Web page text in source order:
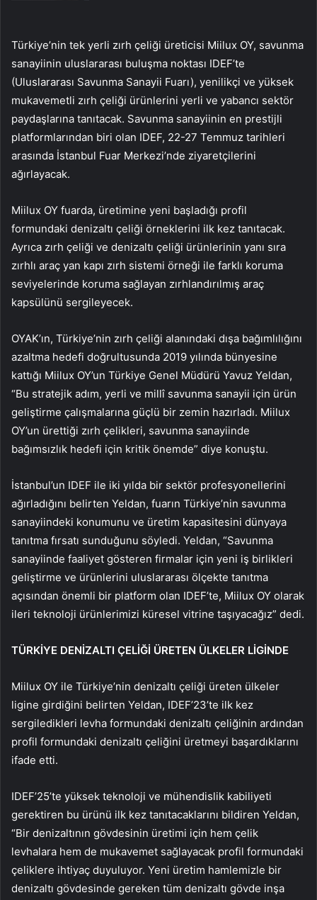
Türkiye’nin tek yerli zırh çeliği üreticisi Miilux OY, savunma
sanayiinin uluslararası buluşma noktası IDEF’te
(Uluslararası Savunma Sanayii Fuarı), yenilikçi ve yüksek
mukavemetli zırh çeliği ürünlerini yerli ve yabancı sektör
paydaşlarına tanıtacak. Savunma sanayiinin en prestijli
platformlarından biri olan IDEF, 22-27 Temmuz tarihleri
arasında İstanbul Fuar Merkezi’nde ziyaretçilerini
ağırlayacak.
Miilux OY fuarda, üretimine yeni başladığı profil
formundaki denizaltı çeliği örneklerini ilk kez tanıtacak.
Ayrıca zırh çeliği ve denizaltı çeliği ürünlerinin yanı sıra
zırhlı araç yan kapı zırh sistemi örneği ile farklı koruma
seviyelerinde koruma sağlayan zırhlandırılmış araç
kapsülünü sergileyecek.
OYAK’ın, Türkiye’nin zırh çeliği alanındaki dışa bağımlılığını
azaltma hedefi doğrultusunda 2019 yılında bünyesine
kattığı Miilux OY’un Türkiye Genel Müdürü Yavuz Yeldan,
“Bu stratejik adım, yerli ve millî savunma sanayii için ürün
geliştirme çalışmalarına güçlü bir zemin hazırladı. Miilux
OY’un ürettiği zırh çelikleri, savunma sanayiinde
bağımsızlık hedefi için kritik önemde” diye konuştu.
İstanbul’un IDEF ile iki yılda bir sektör profesyonellerini
ağırladığını belirten Yeldan, fuarın Türkiye’nin savunma
sanayiindeki konumunu ve üretim kapasitesini dünyaya
tanıtma fırsatı sunduğunu söyledi. Yeldan, “Savunma
sanayiinde faaliyet gösteren firmalar için yeni iş birlikleri
geliştirme ve ürünlerini uluslararası ölçekte tanıtma
açısından önemli bir platform olan IDEF’te, Miilux OY olarak
ileri teknoloji ürünlerimizi küresel vitrine taşıyacağız” dedi.
TÜRKİYE DENİZALTI ÇELİĞİ ÜRETEN ÜLKELER LİGİNDE
Miilux OY ile Türkiye’nin denizaltı çeliği üreten ülkeler
ligine girdiğini belirten Yeldan, IDEF’23’te ilk kez
sergiledikleri levha formundaki denizaltı çeliğinin ardından
profil formundaki denizaltı çeliğini üretmeyi başardıklarını
ifade etti.
IDEF’25’te yüksek teknoloji ve mühendislik kabiliyeti
gerektiren bu ürünü ilk kez tanıtacaklarını bildiren Yeldan,
“Bir denizaltının gövdesinin üretimi için hem çelik
levhalara hem de mukavemet sağlayacak profil formundaki
çeliklere ihtiyaç duyuluyor. Yeni üretim hamlemizle bir
denizaltı gövdesinde gereken tüm denizaltı gövde inşa